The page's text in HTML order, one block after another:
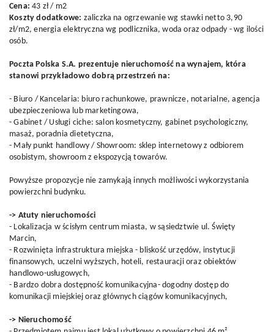
Cena:43 zł / m2
Koszty dodatkowe: zaliczka na ogrzewanie wg stawki netto 3,90
zł/m2, energia elektryczna wg podlicznika, woda oraz odpady - wg ilości
osób.
Poczta Polska S.A. prezentuje nieruchomość na wynajem, która
stanowi przykładowo dobrą przestrzeń na:
- Biuro / Kancelaria: biuro rachunkowe, prawnicze, notarialne, agencja
ubezpieczeniowa lub marketingowa,
- Gabinet / Usługi ciche: salon kosmetyczny, gabinet psychologiczny,
masaż, poradnia dietetyczna,
- Mały punkt handlowy / Showroom: sklep internetowy z odbiorem
osobistym, showroom z ekspozycją towarów.
Powyższe propozycje nie zamykają innych możliwości wykorzystania
powierzchni budynku.
-> Atuty nieruchomości
- Lokalizacja w ścisłym centrum miasta, w sąsiedztwie ul. Święty
Marcin,
- Rozwinięta infrastruktura miejska - bliskość urzędów, instytucji
finansowych, uczelni wyższych, hoteli, restauracji oraz obiektów
handlowo-usługowych,
- Bardzo dobra dostępność komunikacyjna- dogodny dostęp do
komunikacji miejskiej oraz głównych ciągów komunikacyjnych,
-> Nieruchomość